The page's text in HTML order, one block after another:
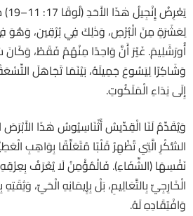
لِعَشَرَةٍ مِنَ الْبُرْصِ، وَذٰلِكَ فِي بُرْقِين، وَهُوَ
أُورَشَلِيمَ. غَيْرَ أَنَّ وَاحِدًا مِنْهُمْ فَقَطْ، وَكَانَ
وَشَاكِرًا لِيَسُوعَ جَمِيلَهُ، بَيْنَمَا تَجَاهَلَ
إِلَى نِدَاءِ الْمَلَكُوتِ.
وَيُقَدِّمُ لَنَا الْقِدِّيسُ أَثْنَاسِيُوسُ هٰذَا الأَبْرَصَ
الشُّكْرِ الَّتِي تُظْهِرُ قَلْبًا مُتَعَلِّقًا بِوَاهِبِ
نَفْسِهَا (الشِّفَاءِ). فَالْمُؤْمِنُ لَا يُعْرَفُ بِعِرْقِهِ،
الْخَارِجِيِّ بِالتَّعَالِيمِ، بَلْ بِإِيمَانِهِ الْحَيِّ،
وَافْتِقَادِهِ لَهُ.